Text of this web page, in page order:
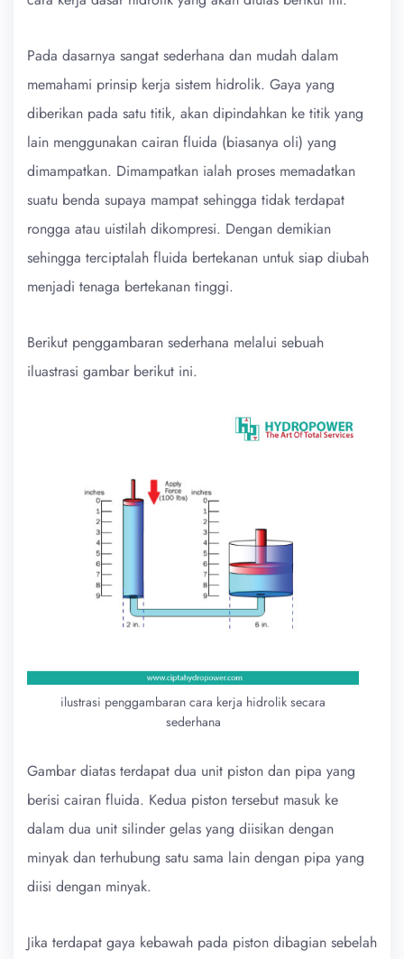
Pada dasarnya sangat sederhana dan mudah dalam
memahami prinsip kerja sistem hidrolik. Gaya yang
diberikan pada satu titik, akan dipindahkan ke titik yang
lain menggunakan cairan fluida (biasanya oli) yang
dimampatkan. Dimampatkan ialah proses memadatkan
suatu benda supaya mampat sehingga tidak terdapat
rongga atau uistilah dikompresi. Dengan demikian
sehingga terciptalah fluida bertekanan untuk siap diubah
menjadi tenaga bertekanan tinggi.
Berikut penggambaran sederhana melalui sebuah
iluastrasi gambar berikut ini.
ilustrasi penggambaran cara kerja hidrolik secara
sederhana
Gambar diatas terdapat dua unit piston dan pipa yang
berisi cairan fluida. Kedua piston tersebut masuk ke
dalam dua unit silinder gelas yang diisikan dengan
minyak dan terhubung satu sama lain dengan pipa yang
diisi dengan minyak.
Jika terdapat gaya kebawah pada piston dibagian sebelah